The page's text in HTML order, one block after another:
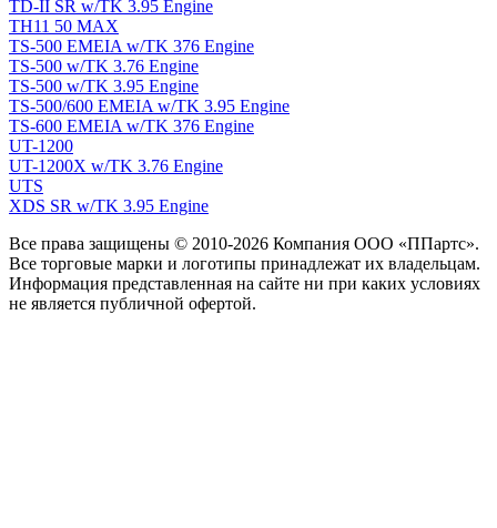
TD-II SR w/TK 3.95 Engine
TH11 50 MAX
TS-500 EMEIA w/TK 376 Engine
TS-500 w/TK 3.76 Engine
TS-500 w/TK 3.95 Engine
TS-500/600 EMEIA w/TK 3.95 Engine
TS-600 EMEIA w/TK 376 Engine
UT-1200
UT-1200X w/TK 3.76 Engine
UTS
XDS SR w/TK 3.95 Engine
Все права защищены © 2010-2026 Компания ООО «ППартс».
Все торговые марки и логотипы принадлежат их владельцам.
Информация представленная на сайте ни при каких условиях
не является публичной офертой.